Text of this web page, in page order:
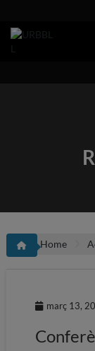
content
Home
març 13,